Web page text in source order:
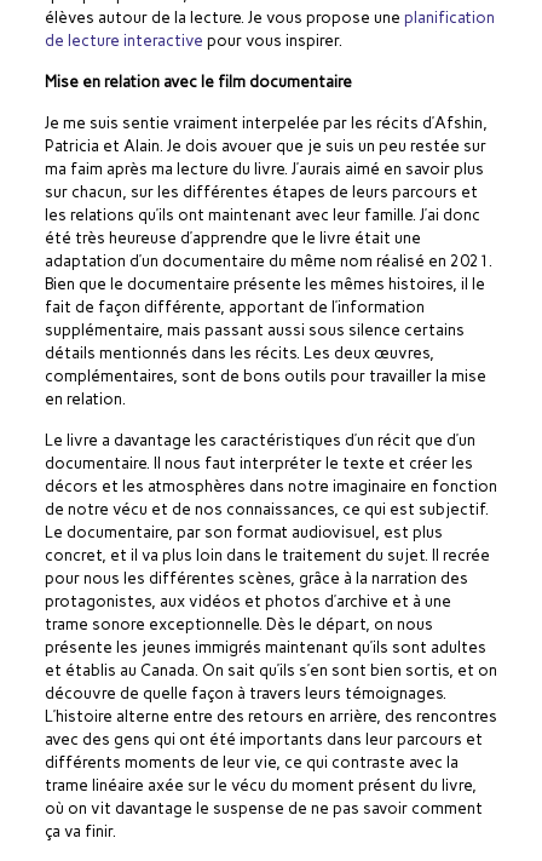
élèves autour de la lecture. Je vous propose une planification
de lecture interactive pour vous inspirer.
Mise en relation avec le film documentaire
Je me suis sentie vraiment interpelée par les récits d’Afshin,
Patricia et Alain. Je dois avouer que je suis un peu restée sur
ma faim après ma lecture du livre. J’aurais aimé en savoir plus
sur chacun, sur les différentes étapes de leurs parcours et
les relations qu’ils ont maintenant avec leur famille. J’ai donc
été très heureuse d’apprendre que le livre était une
adaptation d’un documentaire du même nom réalisé en 2021.
Bien que le documentaire présente les mêmes histoires, il le
fait de façon différente, apportant de l’information
supplémentaire, mais passant aussi sous silence certains
détails mentionnés dans les récits. Les deux œuvres,
complémentaires, sont de bons outils pour travailler la mise
en relation.
Le livre a davantage les caractéristiques d’un récit que d’un
documentaire. Il nous faut interpréter le texte et créer les
décors et les atmosphères dans notre imaginaire en fonction
de notre vécu et de nos connaissances, ce qui est subjectif.
Le documentaire, par son format audiovisuel, est plus
concret, et il va plus loin dans le traitement du sujet. Il recrée
pour nous les différentes scènes, grâce à la narration des
protagonistes, aux vidéos et photos d’archive et à une
trame sonore exceptionnelle. Dès le départ, on nous
présente les jeunes immigrés maintenant qu’ils sont adultes
et établis au Canada. On sait qu’ils s’en sont bien sortis, et on
découvre de quelle façon à travers leurs témoignages.
L’histoire alterne entre des retours en arrière, des rencontres
avec des gens qui ont été importants dans leur parcours et
différents moments de leur vie, ce qui contraste avec la
trame linéaire axée sur le vécu du moment présent du livre,
où on vit davantage le suspense de ne pas savoir comment
ça va finir.